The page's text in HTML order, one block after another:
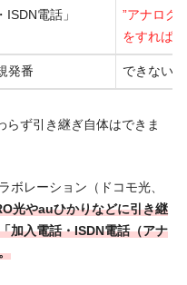
電話」
”アナログ
をすれば
発番 できない
らず引き継ぎ自体はできま
ボレーション（ドコモ光、
光やauひかりなどに引き継
加入電話・ISDN電話（アナ